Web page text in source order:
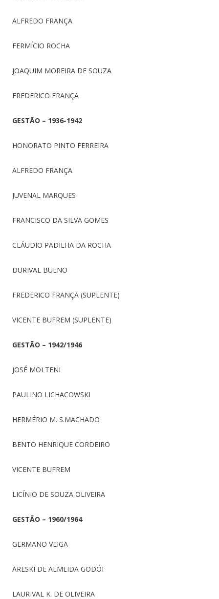
ALFREDO FRANÇA
FERMÍCIO ROCHA
JOAQUIM MOREIRA DE SOUZA
FREDERICO FRANÇA
GESTÃO – 1936-1942
HONORATO PINTO FERREIRA
ALFREDO FRANÇA
JUVENAL MARQUES
FRANCISCO DA SILVA GOMES
CLÁUDIO PADILHA DA ROCHA
DURIVAL BUENO
FREDERICO FRANÇA (SUPLENTE)
VICENTE BUFREM (SUPLENTE)
GESTÃO – 1942/1946
JOSÉ MOLTENI
PAULINO LICHACOWSKI
HERMÉRIO M. S.MACHADO
BENTO HENRIQUE CORDEIRO
VICENTE BUFREM
LICÍNIO DE SOUZA OLIVEIRA
GESTÃO – 1960/1964
GERMANO VEIGA
ARESKI DE ALMEIDA GODÓI
LAURIVAL K. DE OLIVEIRA